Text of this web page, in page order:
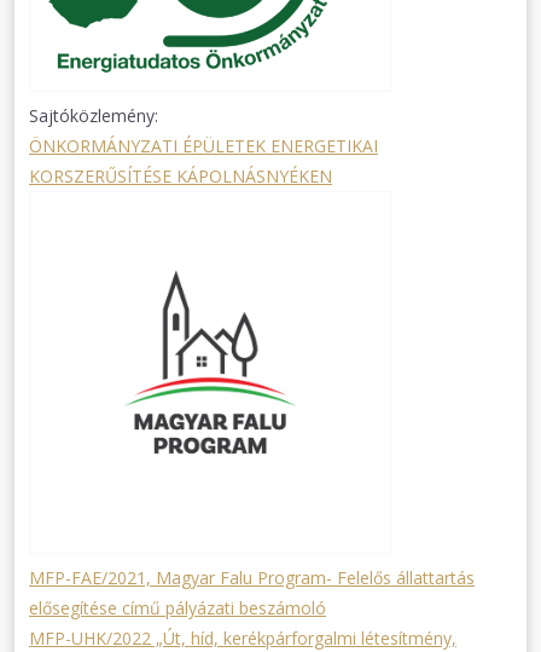
Sajtóközlemény:
ÖNKORMÁNYZATI ÉPÜLETEK ENERGETIKAI
KORSZERŰSÍTÉSE KÁPOLNÁSNYÉKEN
MFP-FAE/2021, Magyar Falu Program- Felelős állattartás
elősegítése című pályázati beszámoló
MFP-UHK/2022 „Út, híd, kerékpárforgalmi létesítmény,